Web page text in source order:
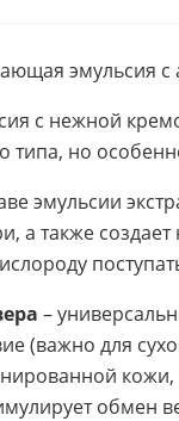
эмульсия с
с нежной
типа, но
эмульсии
а также
–
(важно для
кожи,
обмен